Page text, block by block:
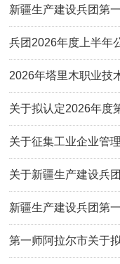
新疆生产建设兵团第
生“三支一扶”计划招
兵团2026年度上半年
一师阿拉尔市考区考
宜的通知
2026年塔里木职业技
单位工作人员面试公
关于拟认定2026年度
能工厂名单的公示
关于征集工业企业管
关于新疆生产建设兵
务辅助人员公开招聘
事宜的公告
新疆生产建设兵团第
助人员招聘公告
第一师阿拉尔市关于